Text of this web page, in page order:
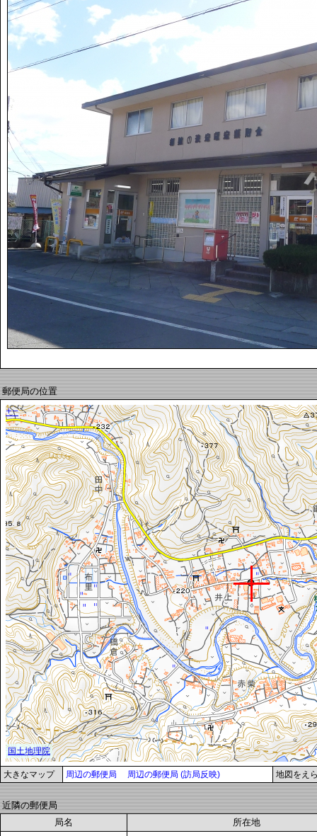
郵便局の位置
大きなマップ 周辺の郵便局 周辺の郵便局 (訪局反映) 地図をえ
近隣の郵便局
局名
所在地